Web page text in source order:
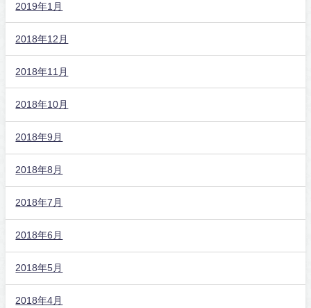
2019年1月
2018年12月
2018年11月
2018年10月
2018年9月
2018年8月
2018年7月
2018年6月
2018年5月
2018年4月